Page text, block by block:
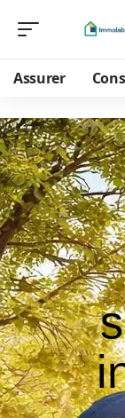
Assurer